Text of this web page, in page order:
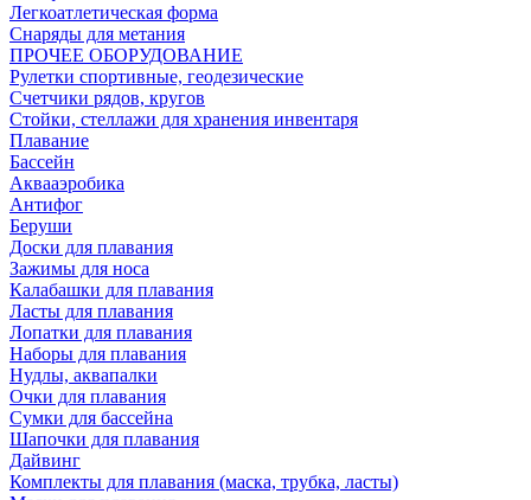
Легкоатлетическая форма
Снаряды для метания
ПРОЧЕЕ ОБОРУДОВАНИЕ
Рулетки спортивные, геодезические
Счетчики рядов, кругов
Стойки, стеллажи для хранения инвентаря
Плавание
Бассейн
Аквааэробика
Антифог
Беруши
Доски для плавания
Зажимы для носа
Калабашки для плавания
Ласты для плавания
Лопатки для плавания
Наборы для плавания
Нудлы, аквапалки
Очки для плавания
Сумки для бассейна
Шапочки для плавания
Дайвинг
Комплекты для плавания (маска, трубка, ласты)